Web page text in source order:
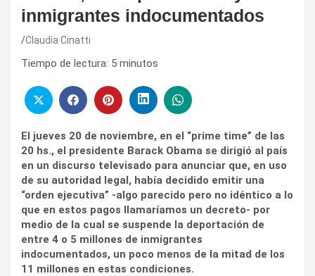
inmigrantes indocumentados
Claudia Cinatti
Tiempo de lectura: 5 minutos
El jueves 20 de noviembre, en el “prime time” de las
20 hs., el presidente Barack Obama se dirigió al país
en un discurso televisado para anunciar que, en uso
de su autoridad legal, había decidido emitir una
“orden ejecutiva” -algo parecido pero no idéntico a lo
que en estos pagos llamaríamos un decreto- por
medio de la cual se suspende la deportación de
entre 4 o 5 millones de inmigrantes
indocumentados, un poco menos de la mitad de los
11 millones en estas condiciones.